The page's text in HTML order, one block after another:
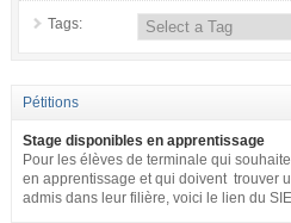
Tags:
Pétitions
Stage disponibles en apprentissage
Pour les élèves de terminale qui
en apprentissage et qui doivent trouver
admis dans leur filière, voici le lien du